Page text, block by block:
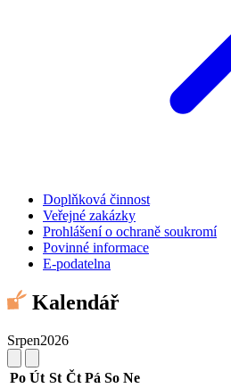
Doplňková činnost
Veřejné zakázky
Prohlášení o ochraně soukromí
Povinné informace
E-podatelna
Kalendář
Srpen2026
Po Út St Čt Pá So Ne